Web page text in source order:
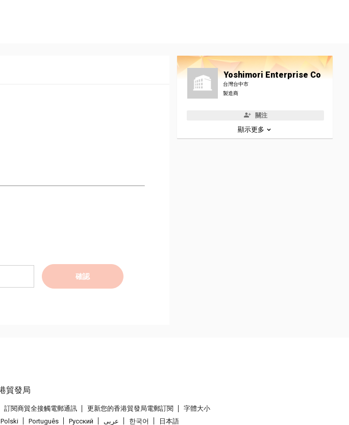
確認
Yoshimori Enterprise Co
台灣台中市
製造商
關注
顯示更多
訂閱商貿全接觸電郵通訊 更新您的香港貿發局電郵訂閱
字體大小
Polski Português Pусский عربى 한국어 日本語